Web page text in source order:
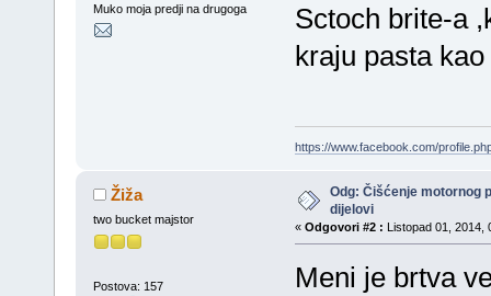
Muko moja predji na drugoga
Sctoch brite-a
kraju pasta
https://www.facebook.com/
Žiža
two bucket majstor
Postova: 157
Odg: Čišćenje motornog
dijelovi
« Odgovori #2 : Listopad 01, 2014,
Meni je brtva